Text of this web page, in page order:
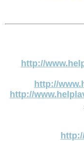
http://
http://
http://